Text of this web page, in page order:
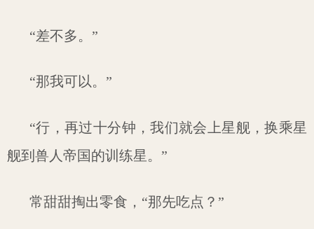
“差不多。”
“那我可以。”
“行，再过十分钟，我们就会上星舰，换乘星
舰到兽人帝国的训练星。”
常甜甜掏出零食，“那先吃点？”